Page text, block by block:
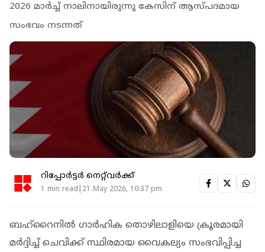
2026 മാര്‍ച്ച് നാലിനായിരുന്നു കേസിന് ആസ്പദമായ
സംഭവം നടന്നത്
റിപ്പോർട്ടർ നെറ്റ്‌വര്‍ക്ക്‌
1 min read|21 May 2026, 10:37 pm
ബഹ്റൈനില്‍ ഗാര്‍ഹിക തൊഴിലാളിയെ ക്രൂരമായി
മര്‍ദ്ദിച്ച് ചെവിക്ക് സ്ഥിരമായ വൈകല്യം സംഭവിപ്പിച്ച